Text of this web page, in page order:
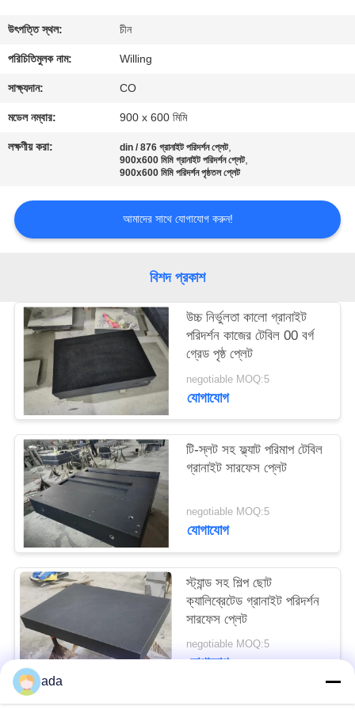
যোগাযোগ
করুন
খবর
জন্য
আবেদন
ম্যাপ
PRIVACY
POLICY
উৎপত্তি স্থল: চীন
পরিচিতিমুলক নাম: Willing
সাক্ষ্যদান: CO
মডেল নম্বার: 900 x 600 মিমি
লক্ষণীয় করা: din / 876 গ্রানাইট পরিদর্শন প্লেট,
900x600 মিমি গ্রানাইট পরিদর্শন প্লেট,
900x600 মিমি পরিদর্শন পৃষ্ঠতল প্লেট
আমাদের সাথে যোগাযোগ করুন!
বিশদ প্রকাশ
উচ্চ নির্ভুলতা কালো গ্রানাইট
পরিদর্শন কাজের টেবিল 00 বর্গ
গ্রেড পৃষ্ঠ প্লেট
negotiable MOQ:5
যোগাযোগ
টি-স্লট সহ ফ্ল্যাট পরিমাপ টেবিল
গ্রানাইট সারফেস প্লেট
negotiable MOQ:5
যোগাযোগ
স্ট্যান্ড সহ শিল্প ছোট
ক্যালিব্রেটেড গ্রানাইট পরিদর্শন
সারফেস প্লেট
negotiable MOQ:5
যোগাযোগ
ada